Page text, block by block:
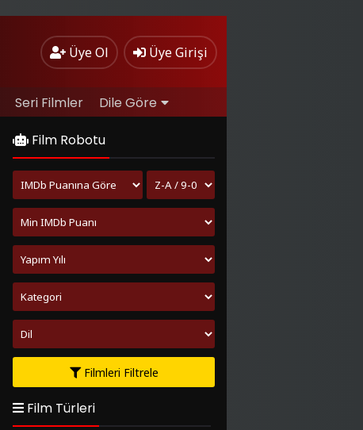
Üye Ol Üye Girişi
Seri Filmler Dile Göre
Film Robotu
Filmleri Filtrele
Film Türleri